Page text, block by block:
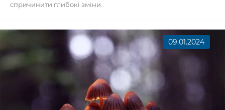
спричинити глибокі зміни..
09.01.2024